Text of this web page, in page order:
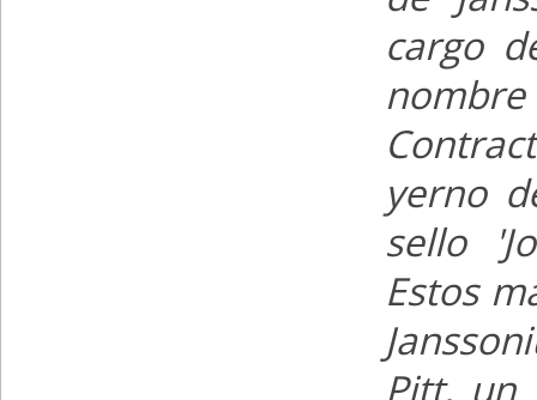
cargo
nombre
yerno
sello
Estos
Pitt, un